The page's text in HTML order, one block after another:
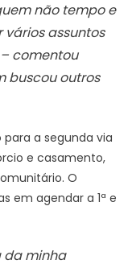
não tempo e
vários assuntos
comentou
buscou outros
para a segunda via
e casamento,
O
em agendar a 1ª e
da minha